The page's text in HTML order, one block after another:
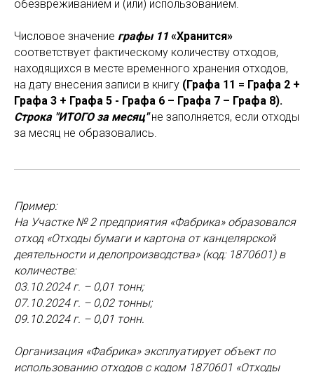
обезвреживанием и (или) использованием.
Числовое значение графы 11 «Хранится»
соответствует фактическому количеству отходов,
находящихся в месте временного хранения отходов,
на дату внесения записи в книгу (Графа 11 = Графа 2 +
Графа 3 + Графа 5 - Графа 6 – Графа 7 – Графа 8).
Строка "ИТОГО за месяц"не заполняется, если отходы
за месяц не образовались.
Пример:
На Участке № 2 предприятия «Фабрика» образовался
отход «Отходы бумаги и картона от канцелярской
деятельности и делопроизводства» (код: 1870601) в
количестве:
03.10.2024 г. – 0,01 тонн;
07.10.2024 г. – 0,02 тонны;
09.10.2024 г. – 0,01 тонн.
Организация «Фабрика» эксплуатирует объект по
использованию отходов с кодом 1870601 «Отходы